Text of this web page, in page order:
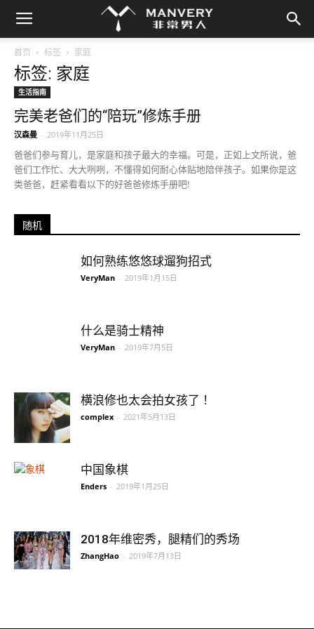
首页 标签 家庭
标签: 家庭
生活指南
完美老爸们的“陪玩”修炼手册
汉森曼 - 2019年11月25日
爸爸们参与育儿，是家庭和孩子最大的幸福。可是，正如上文所说，爸
爸们工作忙、大大咧咧，不懂得如何耐心体贴地陪伴孩子。如果你是这
类爸爸，赶紧看看以下的好爸爸修炼手册吧!
随机
如何熟练悠悠球遛狗招式
VeryMan - 2019年1月15日
什么是骑士精神
VeryMan - 2019年7月5日
横浪修也太会拍女孩了 ​！
complex - 2021年5月13日
中国象棋
Enders - 2019年1月25日
2018年维密秀，腿精们的秀场
ZhangHao - 2019年7月13日